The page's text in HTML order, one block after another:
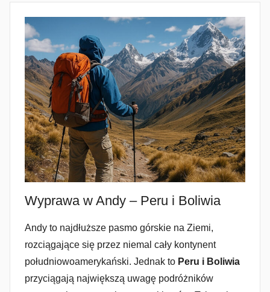
Wyprawa w Andy – Peru i Boliwia
Andy to najdłuższe pasmo górskie na Ziemi,
rozciągające się przez niemal cały kontynent
południowoamerykański. Jednak to Peru i Boliwia
przyciągają największą uwagę podróżników